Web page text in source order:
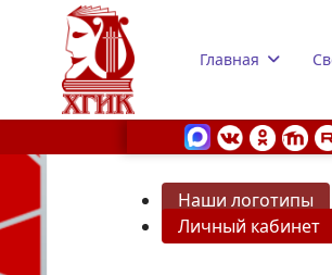
Главная
Наши логотипы
Личный кабинет